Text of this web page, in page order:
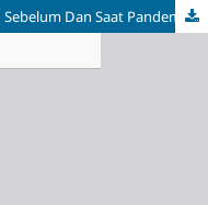
Analisis Komparasi Kinerja Keuangan Sebelum Dan Saat Pandemi Covid-19 (Studi Empiris Pada Sektor Pertambangan Yang Terdaftar Di BEI)